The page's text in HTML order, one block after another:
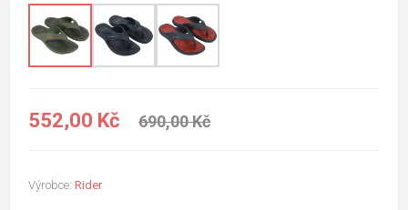
552,00 Kč 690,00 Kč
Výrobce: Rider